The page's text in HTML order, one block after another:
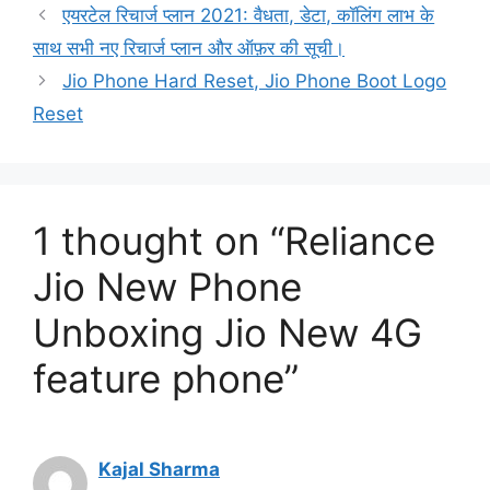
एयरटेल रिचार्ज प्लान 2021: वैधता, डेटा, कॉलिंग लाभ के
साथ सभी नए रिचार्ज प्लान और ऑफ़र की सूची।
Jio Phone Hard Reset, Jio Phone Boot Logo
Reset
1 thought on “Reliance
Jio New Phone
Unboxing Jio New 4G
feature phone”
Kajal Sharma